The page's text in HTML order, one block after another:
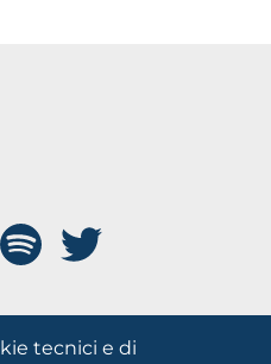
tecnici e di